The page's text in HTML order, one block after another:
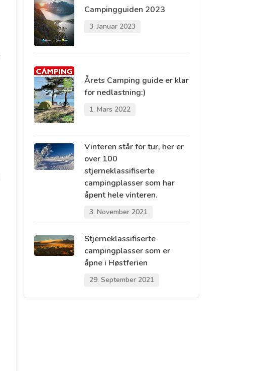
Campingguiden 2023
3. Januar 2023
Årets Camping guide er klar
for nedlastning:)
1. Mars 2022
Vinteren står for tur, her er
over 100
stjerneklassifiserte
campingplasser som har
åpent hele vinteren.
3. November 2021
Stjerneklassifiserte
campingplasser som er
åpne i Høstferien
29. September 2021